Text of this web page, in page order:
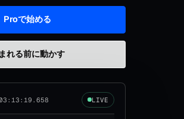
Proで始める
れる前に動かす
LIVE